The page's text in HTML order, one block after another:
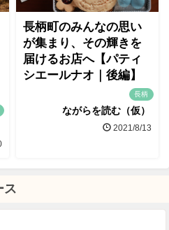
長柄町のみんなの思い
が集まり、その輝きを
届けるお店へ【パティ
シエールナオ｜後編】
長柄
ながらを読む（仮）
2021/8/13
ス